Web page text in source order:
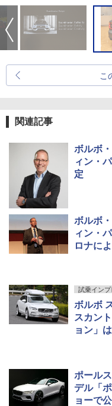
こ
関連記事
ボルボ
ィン・
定
ボルボ
ィン・
ロナに
試乗インプ
ボルボ
スカン
ョン」
ポール
デル「
ョーで